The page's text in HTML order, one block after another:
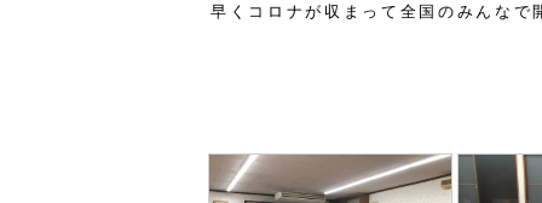
早くコロナが収まって全国のみんな